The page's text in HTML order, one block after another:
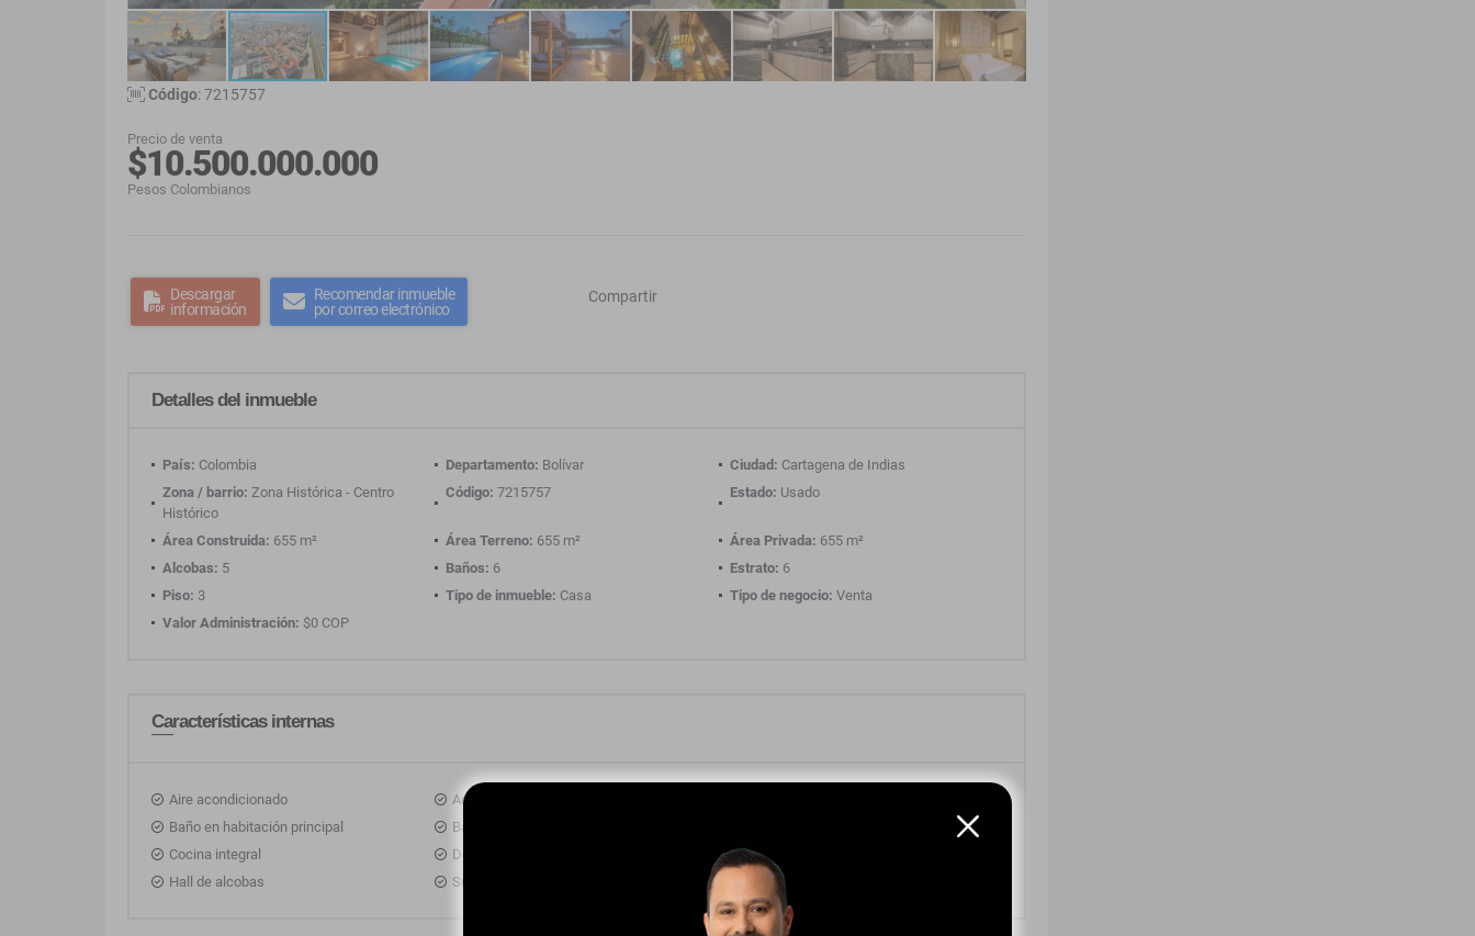
Código: 7215757
Precio de venta
$10.500.000.000
Pesos Colombianos
Descargar
información
Recomendar inmueble
por correo electrónico
Compartir
Detalles del inmueble
País: Colombia Departamento: Bolívar Ciudad: Cartagena de Indias
Zona / barrio: Zona Histórica - Centro
Histórico
Código: 7215757 Estado: Usado
Área Construida: 655 m² Área Terreno: 655 m² Área Privada: 655 m²
Alcobas: 5 Baños: 6 Estrato: 6
Piso: 3 Tipo de inmueble: Casa Tipo de negocio: Venta
Valor Administración: $0 COP
Características internas
Aire acondicionado Armarios Empotrados
Baño en habitación principal
Barra estilo americano
Cocina integral
Depósito
Doble Ventana
Hall de alcobas
Suelo de cerámica / mármol Unifamiliar